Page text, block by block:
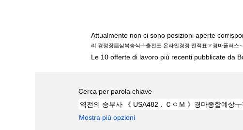
Attualmente non ci sono posizioni aperte
리 경정장▤삼복승식╀출전표 온라인경정 전적표☞경마플러스∼
Le 10 offerte di lavoro più recenti pubblicate da
Cerca per parola chiave
Mostra più opzioni